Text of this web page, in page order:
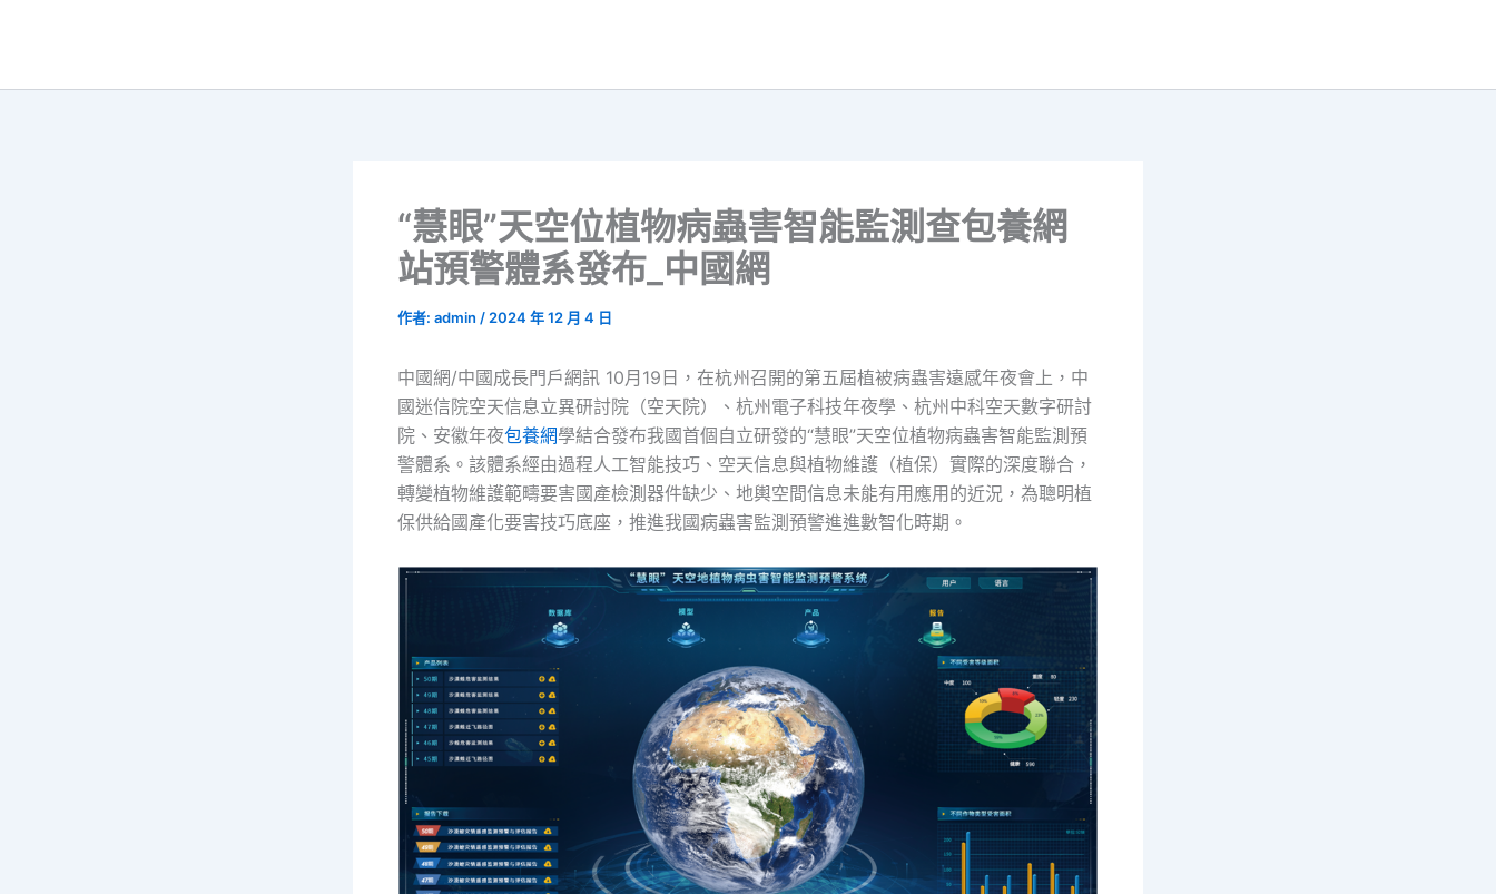
“慧眼”天空位植物病蟲害智能監測查包養網
站預警體系發布_中國網
作者: admin / 2024 年 12 月 4 日
中國網/中國成長門戶網訊 10月19日，在杭州召開的第五屆植被病蟲害遠感年夜會上，中
國迷信院空天信息立異研討院（空天院）、杭州電子科技年夜學、杭州中科空天數字研討
院、安徽年夜包養網學結合發布我國首個自立研發的“慧眼”天空位植物病蟲害智能監測預
警體系。該體系經由過程人工智能技巧、空天信息與植物維護（植保）實際的深度聯合，
轉變植物維護範疇要害國產檢測器件缺少、地輿空間信息未能有用應用的近況，為聰明植
保供給國產化要害技巧底座，推進我國病蟲害監測預警進進數智化時期。